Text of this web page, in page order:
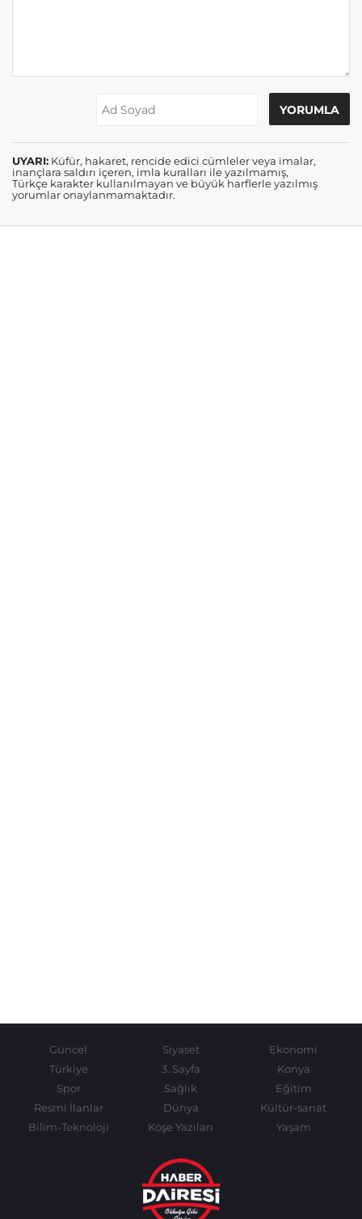
UYARI: Küfür, hakaret, rencide edici cümleler veya imalar,
inançlara saldırı içeren, imla kuralları ile yazılmamış,
Türkçe karakter kullanılmayan ve büyük harflerle yazılmış
yorumlar onaylanmamaktadır.
Güncel Siyaset
Ekonomi
Türkiye
3. Sayfa
Konya
Spor
Sağlık
Eğitim
Resmi İlanlar
Dünya
Kültür-sanat
Bilim-Teknoloji
Köşe Yazıları Yaşam